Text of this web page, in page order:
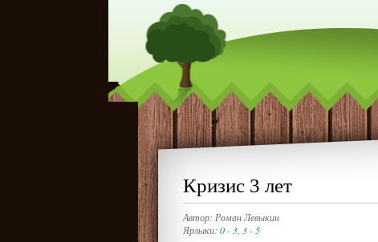
Кризис 3 лет
Автор: Роман Левыкин
Ярлыки: 0 - 3 3 - 5